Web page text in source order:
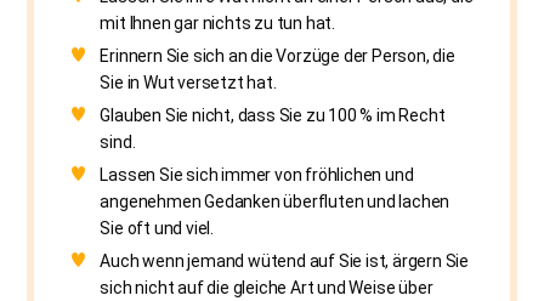
mit Ihnen gar nichts zu tun hat.
Erinnern Sie sich an die Vorzüge der Person, die
Sie in Wut versetzt hat.
Glauben Sie nicht, dass Sie zu 100 % im Recht
sind.
Lassen Sie sich immer von fröhlichen und
angenehmen Gedanken überfluten und lachen
Sie oft und viel.
Auch wenn jemand wütend auf Sie ist, ärgern Sie
sich nicht auf die gleiche Art und Weise über